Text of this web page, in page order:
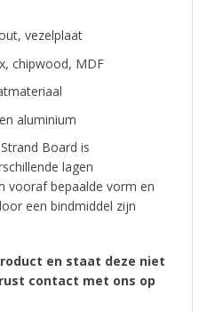
vezelplaat
chipwood, MDF
aluminium
Board is
lagen
vooraf bepaalde vorm en
een bindmiddel zijn
en staat deze niet
contact met ons op